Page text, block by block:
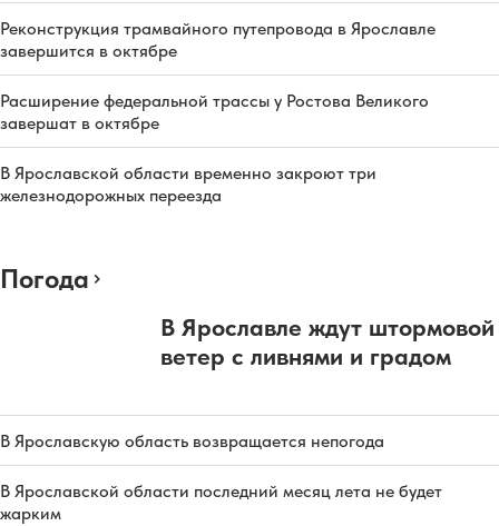
Реконструкция трамвайного путепровода в Ярославле
завершится в октябре
Расширение федеральной трассы у Ростова Великого
завершат в октябре
В Ярославской области временно закроют три
железнодорожных переезда
Погода
В Ярославле ждут штормовой
ветер с ливнями и градом
В Ярославскую область возвращается непогода
В Ярославской области последний месяц лета не будет
жарким